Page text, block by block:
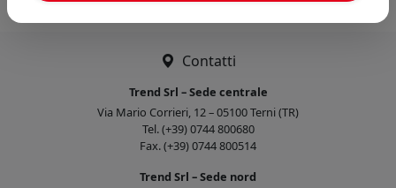
Contatti
Trend Srl – Sede centrale
Via Mario Corrieri, 12 – 05100 Terni (TR)
Tel. (+39) 0744 800680
Fax. (+39) 0744 800514
Trend Srl – Sede nord